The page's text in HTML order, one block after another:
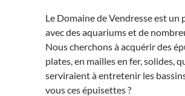
Le Domaine de Vendresse est un
avec des aquariums et de
Nous cherchons à acquérir des
plates, en mailles en fer, solides,
serviraient à entretenir les
vous ces épuisettes ?